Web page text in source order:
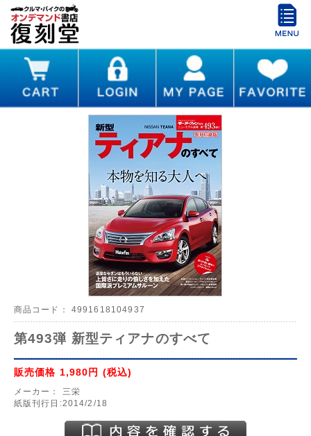
商品コード： 4991618104937
第493弾 新型ティアナのすべて
販売価格 1,980円 (税込)
メーカー：
三栄
紙版刊行日:2014/2/18